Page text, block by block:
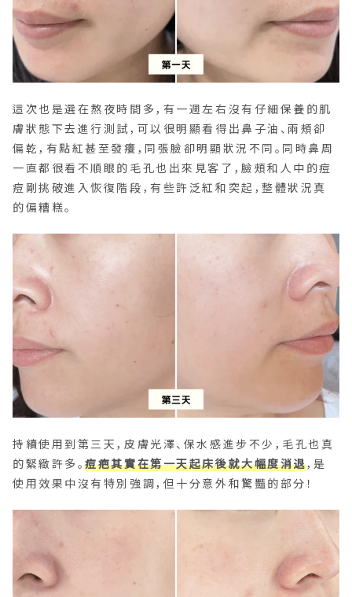
這次也是選在熬夜時間多，有一週左右沒有仔細保養的肌
膚狀態下去進行測試，可以很明顯看得出鼻子油、兩頰卻
偏乾，有點紅甚至發癢，同張臉卻明顯狀況不同。同時鼻周
一直都很看不順眼的毛孔也出來見客了，臉頰和人中的痘
痘剛挑破進入恢復階段，有些許泛紅和突起，整體狀況真
的偏糟糕。
持續使用到第三天，皮膚光澤、保水感進步不少，毛孔也真
的緊緻許多。痘疤其實在第一天起床後就大幅度消退，是
使用效果中沒有特別強調，但十分意外和驚豔的部分！